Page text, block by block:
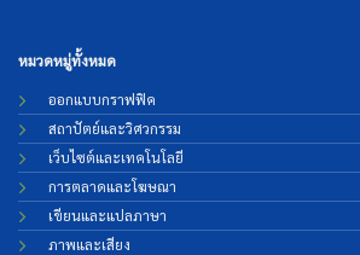
หมวดหมู่ทั้งหมด
ออกแบบกราฟฟิค
สถาปัตย์และวิศวกรรม
เว็บไซต์และเทคโนโลยี
การตลาดและโฆษณา
เขียนและแปลภาษา
ภาพและเสียง